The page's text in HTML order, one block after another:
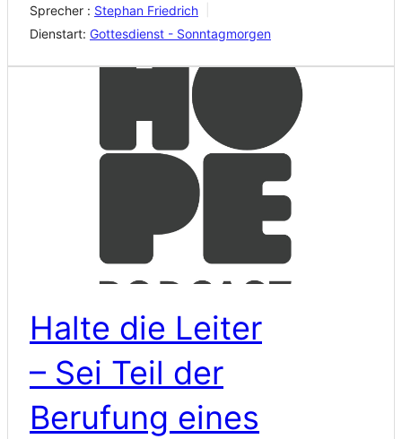
Sprecher : Stephan Friedrich
Dienstart: Gottesdienst - Sonntagmorgen
Halte die Leiter
– Sei Teil der
Berufung eines